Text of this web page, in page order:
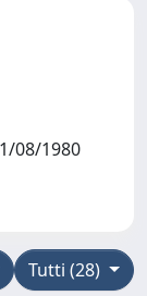
08/1980
Tutti (28)